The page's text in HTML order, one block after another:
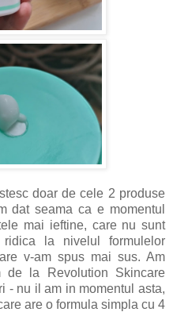
doar de cele 2 produse
dat seama ca e momentul
mai ieftine, care nu sunt
la nivelul formulelor
v-am spus mai sus. Am
de la Revolution Skincare
- nu il am in momentul asta,
are o formula simpla cu 4